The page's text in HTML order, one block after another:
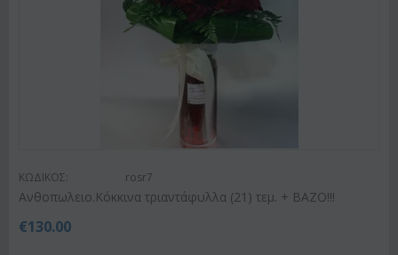
ΚΩΔΙΚΟΣ: rosr7
Ανθοπωλειο.Κόκκινα τριαντάφυλλα (21) τεμ. + ΒΑΖΟ!!!
€130.00